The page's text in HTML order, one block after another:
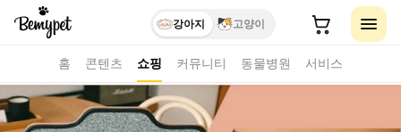
강아지 고양이
홈 콘텐츠 쇼핑 커뮤니티 동물병원 서비스